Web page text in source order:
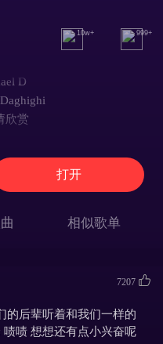
10w+ 999+
D
欣赏
打开
相似歌单
7207
的后辈听着和我们一样的
啧 想想还有点小兴奋呢